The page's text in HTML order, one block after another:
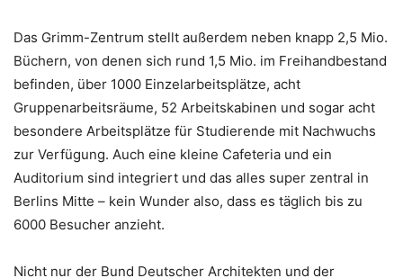
Das Grimm-Zentrum stellt außerdem neben knapp 2,5 Mio.
Büchern, von denen sich rund 1,5 Mio. im Freihandbestand
befinden, über 1000 Einzelarbeitsplätze, acht
Gruppenarbeitsräume, 52 Arbeitskabinen und sogar acht
besondere Arbeitsplätze für Studierende mit Nachwuchs
zur Verfügung. Auch eine kleine Cafeteria und ein
Auditorium sind integriert und das alles super zentral in
Berlins Mitte – kein Wunder also, dass es täglich bis zu
6000 Besucher anzieht.
Nicht nur der Bund Deutscher Architekten und der